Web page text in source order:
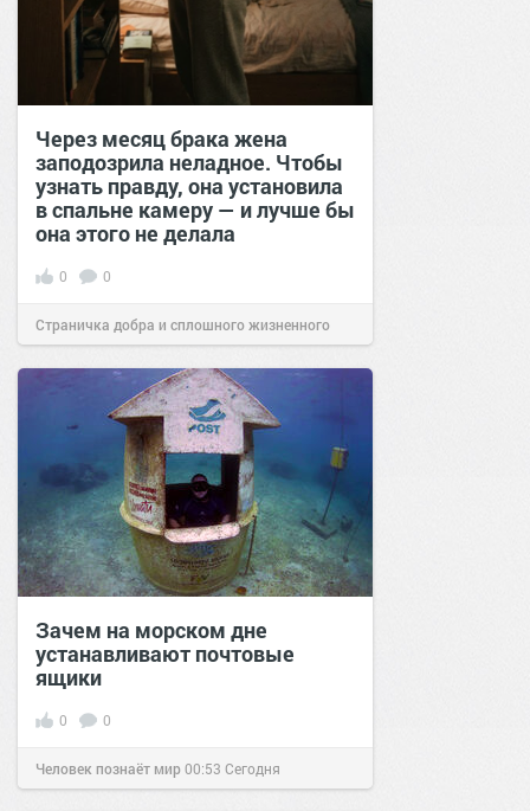
Через месяц брака жена
заподозрила неладное. Чтобы
узнать правду, она установила
в спальне камеру — и лучше бы
она этого не делала
0 0
Страничка добра и сплошного жизненного
позитива!00:29Сегодня
Зачем на морском дне
устанавливают почтовые
ящики
0 0
Человек познаёт мир00:53 Сегодня